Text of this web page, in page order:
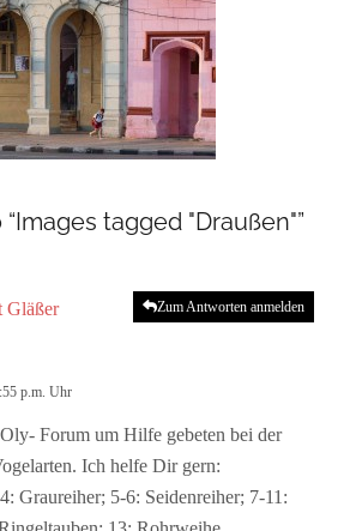
tagged "Draußen"”
Gläßer
t
p.m. Uhr
Forum um Hilfe gebeten bei der
Ich helfe Dir gern:
Graureiher; 5-6: Seidenreiher; 7-11:
Zum Antworten anmelden